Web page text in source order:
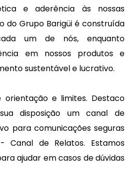
e aderência às nossas
do Grupo Barigüi é construída
um de nós, enquanto
em nossos produtos e
sustentável e lucrativo.
orientação e limites. Destaco
disposição um canal de
para comunicações seguras
Canal de Relatos. Estamos
ajudar em casos de dúvidas